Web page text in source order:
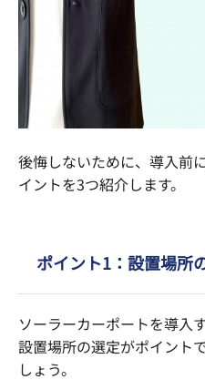
後悔しないために、導入前
イントを3つ紹介します。
ポイント1：設置場所
ソーラーカーポートを導入
設置場所の選定がポイント
しょう。